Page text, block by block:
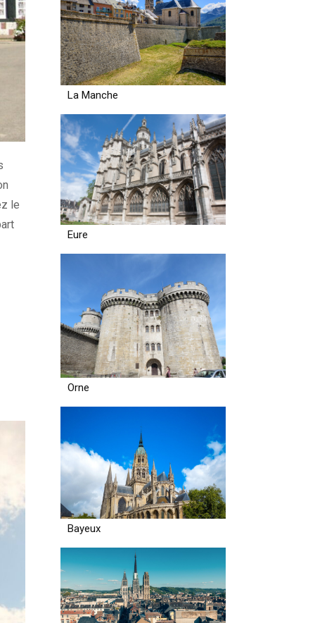
le
La Manche
Eure
Orne
Bayeux